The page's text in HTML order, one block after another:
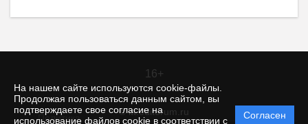
На нашем сайте используются cookie-файлы.
Продолжая пользоваться данным сайтом, вы
подтверждаете свое согласие на
использование файлов cookie в соответствии с
Согласен
16+
© itt.editorum.ru
Политика